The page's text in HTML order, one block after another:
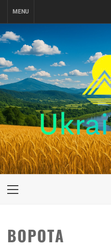
MENU
UKRAINE-IS
ПОДОРОЖI ПО
Primary
ВОРОТА